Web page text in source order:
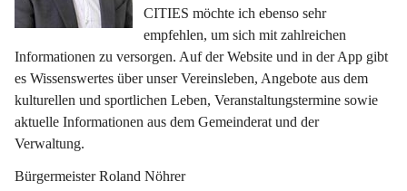
CITIES möchte ich ebenso sehr
empfehlen, um sich mit zahlreichen
Informationen zu versorgen. Auf der Website und in der App gibt
es Wissenswertes über unser Vereinsleben, Angebote aus dem
kulturellen und sportlichen Leben, Veranstaltungstermine sowie
aktuelle Informationen aus dem Gemeinderat und der
Verwaltung.
Bürgermeister Roland Nöhrer